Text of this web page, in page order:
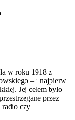
w roku 1918 z
– i najpierw
Jej celem było
przez
radio czy